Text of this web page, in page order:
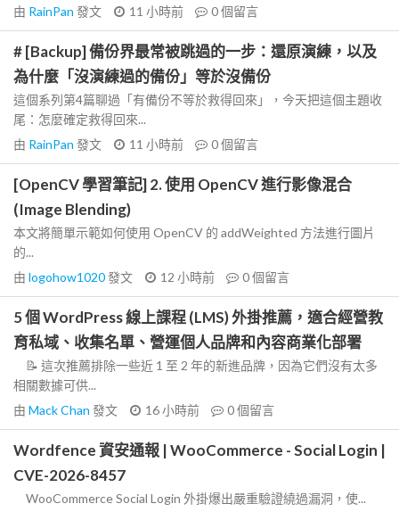
由 RainPan 發文 11 小時前 0個留言
# [Backup] 備份界最常被跳過的一步：還原演練，以及
為什麼「沒演練過的備份」等於沒備份
這個系列第4篇聊過「有備份不等於救得回來」，今天把這個主題收
尾：怎麼確定救得回來...
由 RainPan 發文 11 小時前 0個留言
[OpenCV 學習筆記] 2. 使用 OpenCV 進行影像混合
(Image Blending)
本文將簡單示範如何使用 OpenCV 的 addWeighted 方法進行圖片
的...
由 logohow1020發文 12 小時前 0個留言
5 個 WordPress 線上課程 (LMS) 外掛推薦，適合經營教
育私域、收集名單、營運個人品牌和內容商業化部署
📝 這次推薦排除一些近 1 至 2 年的新進品牌，因為它們沒有太多
相關數據可供...
由 Mack Chan 發文 16 小時前 0個留言
Wordfence 資安通報 | WooCommerce - Social Login |
CVE-2026-8457
WooCommerce Social Login 外掛爆出嚴重驗證繞過漏洞，使...